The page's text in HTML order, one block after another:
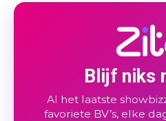
Blijf niks
Al het laatste
favoriete BV’s, elke